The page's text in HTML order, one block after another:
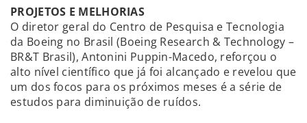
PROJETOS E MELHORIAS
O diretor geral do Centro de Pesquisa e Tecnologia
da Boeing no Brasil (Boeing Research & Technology –
BR&T Brasil), Antonini Puppin-Macedo, reforçou o
alto nível científico que já foi alcançado e revelou que
um dos focos para os próximos meses é a série de
estudos para diminuição de ruídos.